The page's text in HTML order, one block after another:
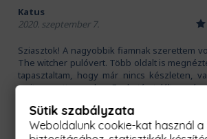
Katus
2020. szeptember 7.
1
Sziasztok! A nagyobbik fiamnak szerettem
The witcher pulóvert. Több oldalt is
tapasztaltam, hogy már nincs készleten,
amit szerettem volna. Ezekután találtam rá
hozzá rendelni tornazsákot is. Előny az is,
közül lehet választani! Hihetetlen
Sütik szabályzata
Weboldalunk cookie-kat használ a